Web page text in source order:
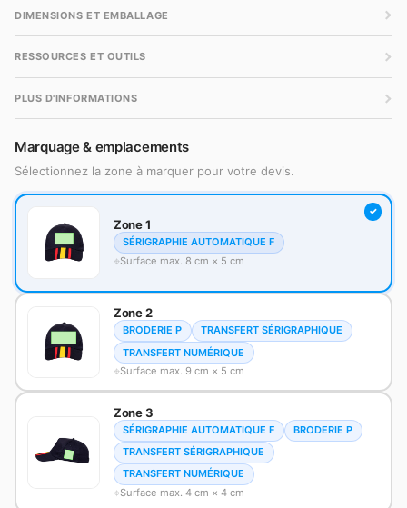
DIMENSIONS ET EMBALLAGE
RESSOURCES ET OUTILS
PLUS D'INFORMATIONS
Marquage & emplacements
Sélectionnez la zone à marquer pour votre devis.
Zone 1
SÉRIGRAPHIE AUTOMATIQUE F
Surface max. 8 cm × 5 cm
Zone 2
BRODERIE P
TRANSFERT SÉRIGRAPHIQUE
TRANSFERT NUMÉRIQUE
Surface max. 9 cm × 5 cm
Zone 3
SÉRIGRAPHIE AUTOMATIQUE F
BRODERIE P
TRANSFERT SÉRIGRAPHIQUE
TRANSFERT NUMÉRIQUE
Surface max. 4 cm × 4 cm